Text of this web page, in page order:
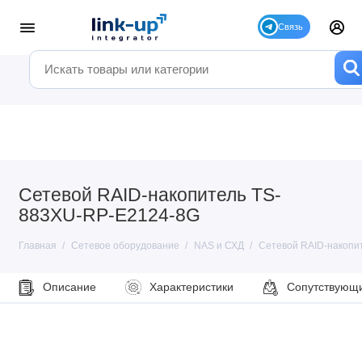
Сетевой RAID-накопитель TS-
883XU-RP-E2124-8G
Главная Сетевое оборудование NAS и СХД Сетевой RAID-
Описание Характеристики